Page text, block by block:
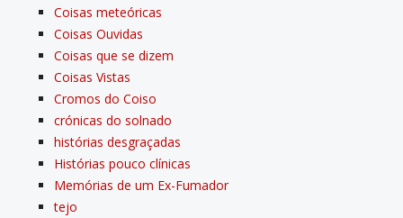
Coisas meteóricas
Coisas Ouvidas
Coisas que se dizem
Coisas Vistas
Cromos do Coiso
crónicas do solnado
histórias desgraçadas
Histórias pouco clí­nicas
Memórias de um Ex-Fumador
tejo